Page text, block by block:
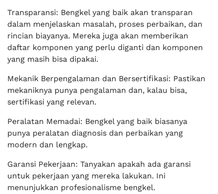
Transparansi: Bengkel yang baik akan transparan
dalam menjelaskan masalah, proses perbaikan, dan
rincian biayanya. Mereka juga akan memberikan
daftar komponen yang perlu diganti dan komponen
yang masih bisa dipakai.
Mekanik Berpengalaman dan Bersertifikasi: Pastikan
mekaniknya punya pengalaman dan, kalau bisa,
sertifikasi yang relevan.
Peralatan Memadai: Bengkel yang baik biasanya
punya peralatan diagnosis dan perbaikan yang
modern dan lengkap.
Garansi Pekerjaan: Tanyakan apakah ada garansi
untuk pekerjaan yang mereka lakukan. Ini
menunjukkan profesionalisme bengkel.